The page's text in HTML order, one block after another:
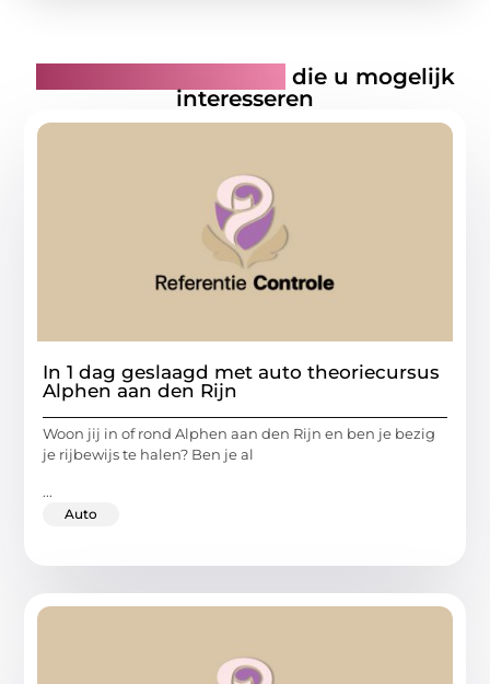
die u mogelijk
interesseren
In 1 dag geslaagd met auto theoriecursus
Alphen aan den Rijn
Woon jij in of rond Alphen aan den Rijn en ben je bezig
je rijbewijs te halen? Ben je al
...
Auto